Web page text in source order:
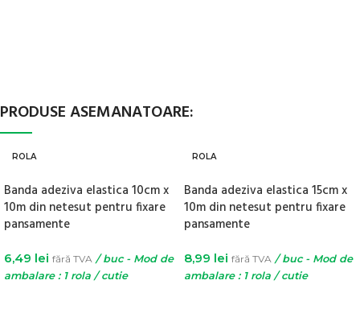
PRODUSE ASEMANATOARE:
ROLA
Banda adeziva elastica 10cm x
10m din netesut pentru fixare
pansamente
6,49 lei fără TVA / buc - Mod de
ambalare : 1 rola / cutie
ROLA
Banda adeziva elastica 15cm x
10m din netesut pentru fixare
pansamente
8,99 lei fără TVA / buc - Mod de
ambalare : 1 rola / cutie